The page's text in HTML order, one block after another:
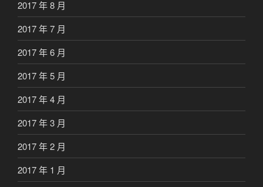
2017 年 8 月
2017 年 7 月
2017 年 6 月
2017 年 5 月
2017 年 4 月
2017 年 3 月
2017 年 2 月
2017 年 1 月